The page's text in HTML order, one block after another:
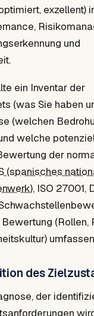
exzellent)
und
ein Inventar der
(was Sie haben
(welchen
welche
der
(spanisches
, ISO 27001,
(Rollen,
des
der